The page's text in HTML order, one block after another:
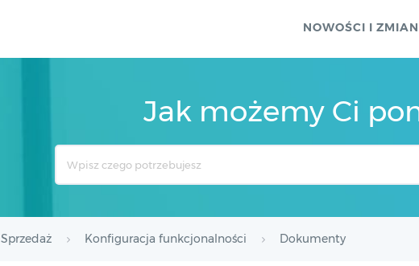
NOWOŚCI I
Jak możemy Ci
Sprzedaż Konfiguracja funkcjonalności Dokumenty